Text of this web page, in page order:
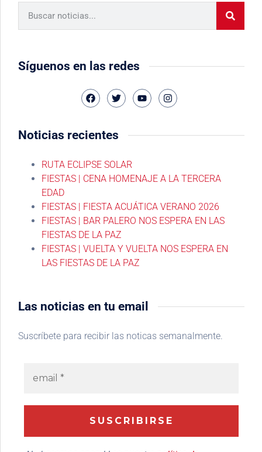
Síguenos en las redes
Noticias recientes
RUTA ECLIPSE SOLAR
FIESTAS | CENA HOMENAJE A LA TERCERA
EDAD
FIESTAS | FIESTA ACUÁTICA VERANO 2026
FIESTAS | BAR PALERO NOS ESPERA EN LAS
FIESTAS DE LA PAZ
FIESTAS | VUELTA Y VUELTA NOS ESPERA EN
LAS FIESTAS DE LA PAZ
Las noticias en tu email
Suscríbete para recibir las noticas semanalmente.